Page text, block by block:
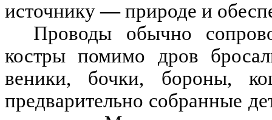
источнику — природе и
Проводы обычно
костры помимо дров
веники, бочки, бороны,
предварительно собранные